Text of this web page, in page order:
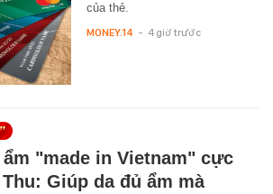
của thẻ.
MONEY.14 - 4 giờ trước
"made in Vietnam" cực
Giúp da đủ ẩm mà